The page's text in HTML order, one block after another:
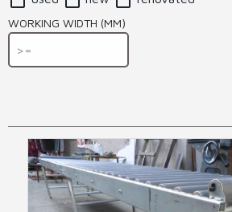
WORKING WIDTH (MM)